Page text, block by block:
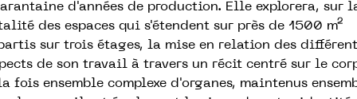
d'années de production. Elle explorera, sur
des espaces qui s'étendent sur près de 1500 m²
sur trois étages, la mise en relation des
de son travail à travers un récit centré sur le
fois ensemble complexe d'organes, maintenus